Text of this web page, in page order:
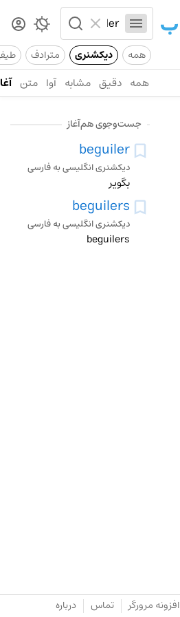
همه دیکشنری مترادف
همه دقیق مشابه آوا متن
جست‌وجوی هم‌آغاز
beguiler
دیکشنری انگلیسی به فارسی
بگویر
beguilers
دیکشنری انگلیسی به فارسی
beguilers
افزونه مرورگر تماس درباره